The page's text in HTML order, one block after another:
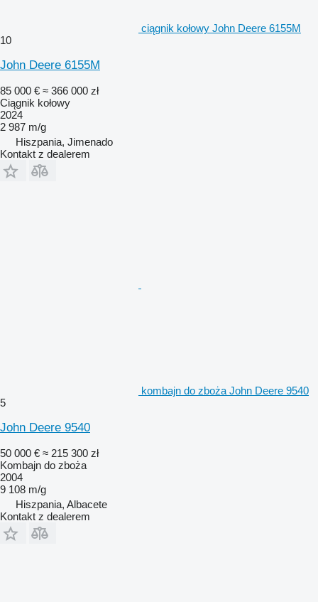
ciągnik kołowy John Deere 6155M
10
John Deere 6155M
85 000 € ≈ 366 000 zł
Ciągnik kołowy
2024
2 987 m/g
Hiszpania, Jimenado
Kontakt z dealerem
kombajn do zboża John Deere 9540
5
John Deere 9540
50 000 € ≈ 215 300 zł
Kombajn do zboża
2004
9 108 m/g
Hiszpania, Albacete
Kontakt z dealerem